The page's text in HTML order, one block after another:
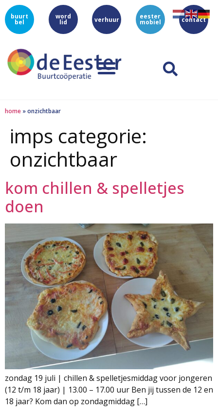
buurt
bel
word
lid verhuur eester
mobiel contact
home »onzichtbaar
imps categorie:
onzichtbaar
kom chillen & spelletjes
doen
zondag 19 juli | chillen & spelletjesmiddag voor jongeren
(12 t/m 18 jaar) | 13.00 – 17.00 uur Ben jij tussen de 12 en
18 jaar? Kom dan op zondagmiddag […]